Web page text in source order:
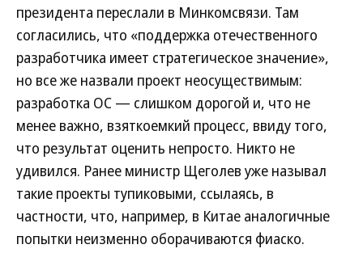
президента переслали в Минкомсвязи. Там
согласились, что «поддержка отечественного
разработчика имеет стратегическое значение»,
но все же назвали проект неосуществимым:
разработка ОС — слишком дорогой и, что не
менее важно, взяткоемкий процесс, ввиду того,
что результат оценить непросто. Никто не
удивился. Ранее министр Щеголев уже называл
такие проекты тупиковыми, ссылаясь, в
частности, что, например, в Китае аналогичные
попытки неизменно оборачиваются фиаско.